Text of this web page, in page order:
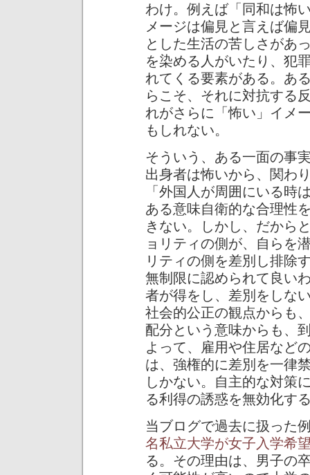
わけ。例えば「同和は怖
メージは偏見と言えば偏
とした生活の苦しさがあ
を染める人がいたり、犯
れてくる要素がある。あ
らこそ、それに対抗する
れがさらに「怖い」イメ
もしれない。
そういう、ある一面の事
出身者は怖いから、関わ
「外国人が周囲にいる時
ある意味自衛的な合理性
きない。しかし、だから
ョリティの側が、自らを
リティの側を差別し排除
無制限に認められて良い
者が得をし、差別をしな
社会的公正の観点からも
配分という意味からも、
よって、雇用や住居など
は、強権的に差別を一律
しかない。自主的な対策
る利得の誘惑を無効化す
当ブログで過去に扱った
名私立大学が女子入学希
る。その理由は、男子の